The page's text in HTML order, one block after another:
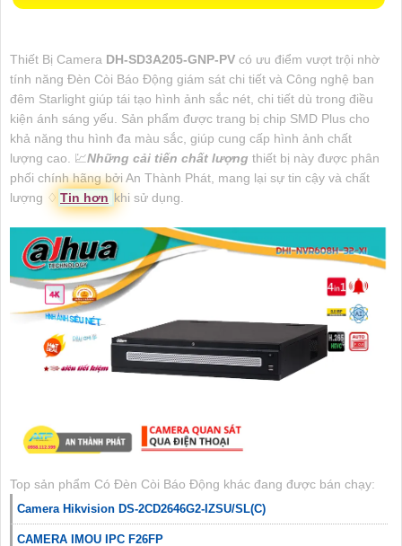
Thiết Bị Camera DH-SD3A205-GNP-PV có ưu điểm vượt trội nhờ
tính năng Đèn Còi Báo Động giám sát chi tiết và Công nghệ ban
đêm Starlight giúp tái tạo hình ảnh sắc nét, chi tiết dù trong điều
kiện ánh sáng yếu. Sản phẩm được trang bị chip SMD Plus cho
khả năng thu hình đa màu sắc, giúp cung cấp hình ảnh chất
lượng cao. 💹Những cải tiến chất lượng thiết bị này được phân
phối chính hãng bởi An Thành Phát, mang lại sự tin cậy và chất
lượng ♢ Tin hơn khi sử dụng.
Top sản phẩm Có Đèn Còi Báo Động khác đang được bán chạy:
Camera Hikvision DS-2CD2646G2-IZSU/SL(C)
CAMERA IMOU IPC F26FP